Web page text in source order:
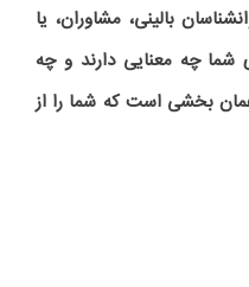
بالینی، مشاوران، یا
شما چه معنایی دارند و چه
بخشی است که شما را از